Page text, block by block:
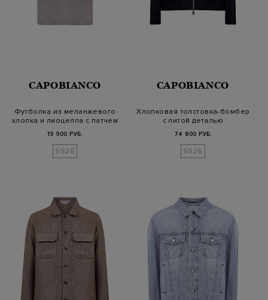
CAPOBIANCO
Футболка из меланжевого
хлопка и лиоцелла c патчем
19 900 РУБ.
SS26
CAPOBIANCO
Хлопковая толстовка-бомбер
с литой деталью
74 800 РУБ.
SS26